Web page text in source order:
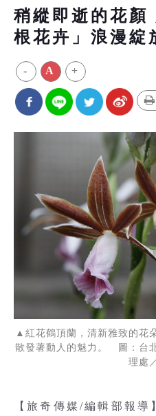
稍縱即逝的花顏
根花卉」浪漫綻
- A +
▲紅花鶴頂蘭，清新雅致的花
散發著動人的魅力。 圖：台
理處
【旅奇傳媒/編輯部報